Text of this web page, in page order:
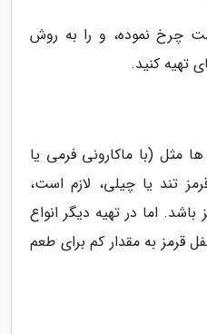
چرخ نموده، و را به روش
تهیه کنید.
مثل (با ماکارونی فرمی یا
تند یا چیلی، لازم است،
اما در تهیه دیگر انواع
قرمز به مقدار کم برای طعم